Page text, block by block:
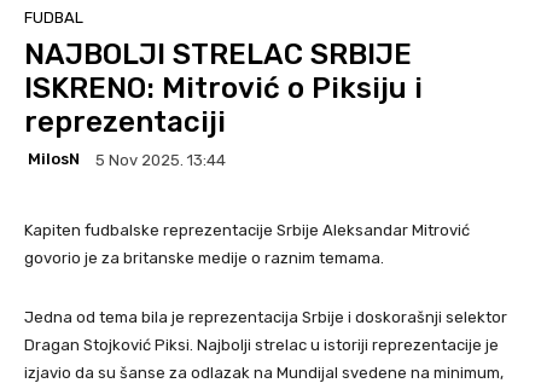
FUDBAL
NAJBOLJI STRELAC SRBIJE
ISKRENO: Mitrović o Piksiju i
reprezentaciji
MilosN 5 Nov 2025. 13:44
Kapiten fudbalske reprezentacije Srbije Aleksandar Mitrović
govorio je za britanske medije o raznim temama.
Jedna od tema bila je reprezentacija Srbije i doskorašnji selektor
Dragan Stojković Piksi. Najbolji strelac u istoriji reprezentacije je
izjavio da su šanse za odlazak na Mundijal svedene na minimum,